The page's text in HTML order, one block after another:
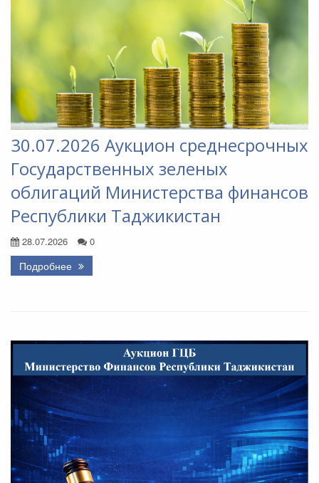
30.07.2026 Аукцион среднесрочных
Государственных зеленых
облигаций Министерства финансов
Республики Таджикистан
28.07.2026 0
Подробнее